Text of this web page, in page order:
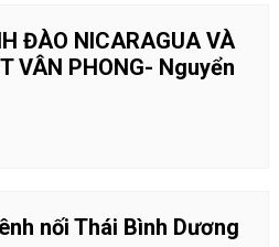
ĐÀO NICARAGUA VÀ
VÂN PHONG- Nguyển
nối Thái Bình Dương